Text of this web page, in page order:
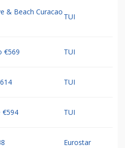
& Beach Curacao
TUI
€569 TUI
TUI
€594 TUI
Eurostar